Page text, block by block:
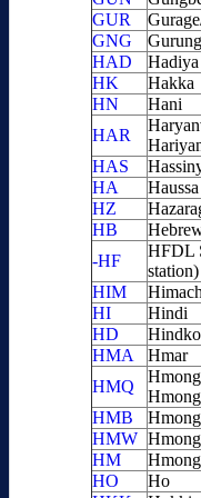
GUR
GNG
Gurung
HAD
Hadiya
HK
Hakka
HN
Hani
HAR
HAS
HA
Haussa
HZ
HB
-HF
HFDL
station)
HIM
HI
Hindi
HD
Hindko
HMA
Hmar
HMQ
Hmong
HMB
HMW
HM
HO
Ho